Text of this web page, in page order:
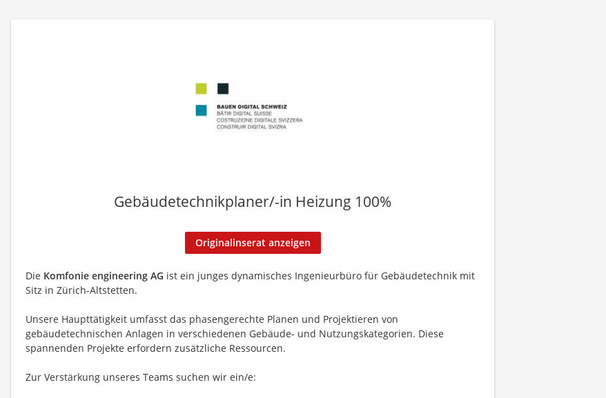
Gebäudetechnikplaner/-in Heizung 100%
Originalinserat anzeigen
Die Komfonie engineering AG ist ein junges dynamisches Ingenieurbüro für Gebäudetechnik mit
Sitz in Zürich-Altstetten.
Unsere Haupttätigkeit umfasst das phasengerechte Planen und Projektieren von
gebäudetechnischen Anlagen in verschiedenen Gebäude- und Nutzungskategorien. Diese
spannenden Projekte erfordern zusätzliche Ressourcen.
Zur Verstärkung unseres Teams suchen wir ein/e: